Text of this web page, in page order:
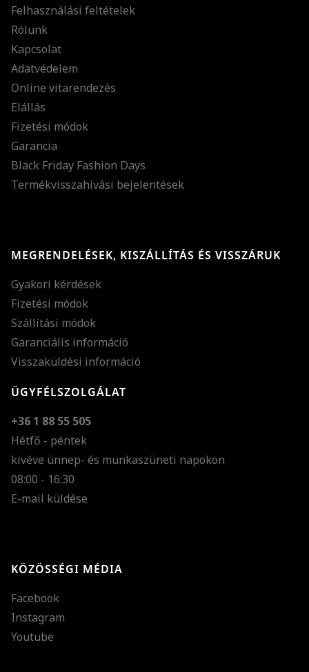
Felhasználási feltételek
Rólunk
Kapcsolat
Adatvédelem
Online vitarendezés
Elállás
Fizetési módok
Garancia
Black Friday Fashion Days
Termékvisszahívási bejelentések
MEGRENDELÉSEK, KISZÁLLÍTÁS ÉS VISSZÁRUK
Gyakori kérdések
Fizetési módok
Szállítási módok
Garanciális információ
Visszaküldési információ
ÜGYFÉLSZOLGÁLAT
+36 1 88 55 505
Hétfő - péntek
kivéve ünnep- és munkaszüneti napokon
08:00 - 16:30
E-mail küldése
KÖZÖSSÉGI MÉDIA
Facebook
Instagram
Youtube